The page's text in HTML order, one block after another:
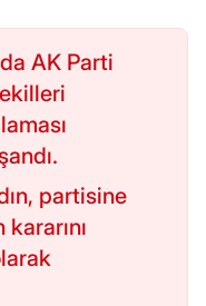
AK Parti
partisine